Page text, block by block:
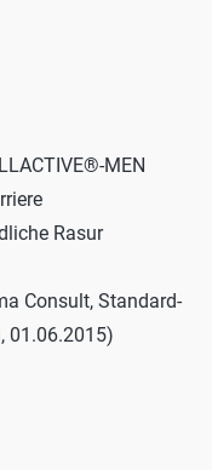
MEN
Rasur
Consult, Standard-
01.06.2015)